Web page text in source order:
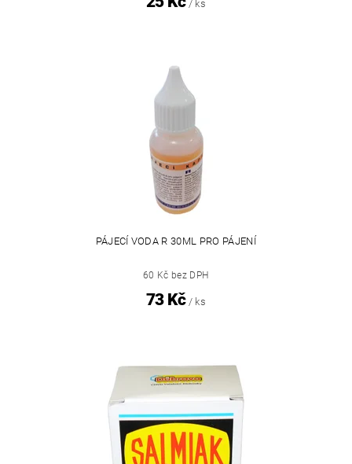
/ ks
PÁJECÍ VODA R 30ML PRO PÁJENÍ
60 Kč bez DPH
73 Kč / ks